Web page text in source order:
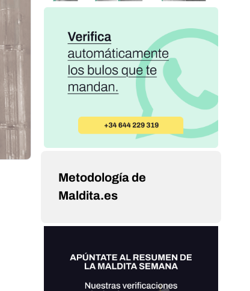
Metodología de
Maldita.es